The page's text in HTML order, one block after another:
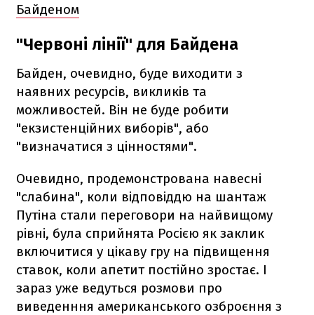
Байденом
"Червоні лінії" для Байдена
Байден, очевидно, буде виходити з
наявних ресурсів, викликів та
можливостей. Він не буде робити
"екзистенційних виборів", або
"визначатися з цінностями".
Очевидно, продемонстрована навесні
"слабина", коли відповіддю на шантаж
Путіна стали переговори на найвищому
рівні, була сприйнята Росією як заклик
включитися у цікаву гру на підвищення
ставок, коли апетит постійно зростає. І
зараз уже ведуться розмови про
виведенння американського озброєння з